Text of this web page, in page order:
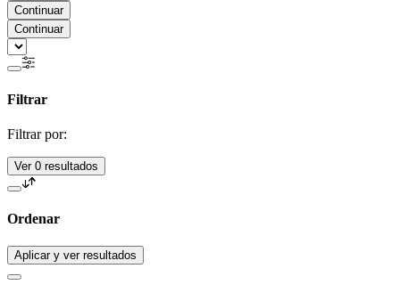
Continuar
Continuar
Filtrar
Filtrar por:
Ver 0 resultados
Ordenar
Aplicar y ver resultados